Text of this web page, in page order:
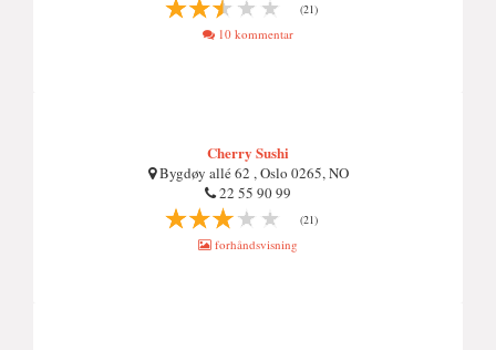
(21)
10 kommentar
Cherry Sushi
Bygdøy allé 62 , Oslo 0265, NO
22 55 90 99
(21)
forhåndsvisning